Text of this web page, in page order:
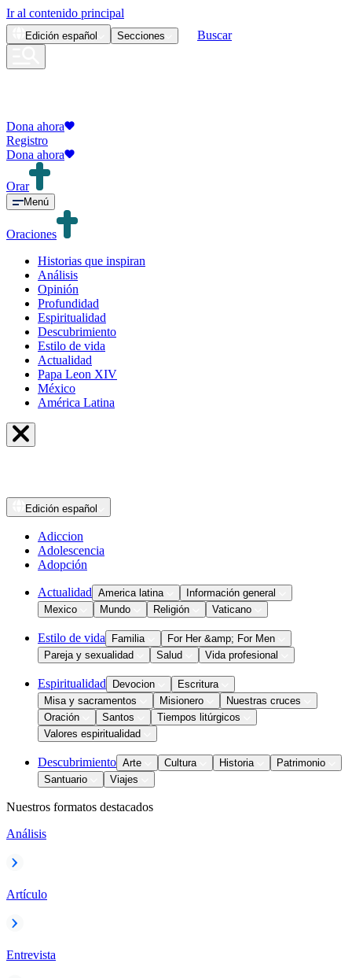
Ir al contenido principal
Edición español Secciones Buscar
Dona ahora
Registro
Dona ahora
Orar
Menú
Oraciones
Historias que inspiran
Análisis
Opinión
Profundidad
Espiritualidad
Descubrimiento
Estilo de vida
Actualidad
Papa Leon XIV
México
América Latina
Edición español
Adiccion
Adolescencia
Adopción
Actualidad America latina
Información general
Mexico
Mundo Religión Vaticano
Estilo de vida Familia
For Her &amp; For Men
Pareja y sexualidad
Salud Vida profesional
Espiritualidad Devocion
Escritura
Misa y sacramentos
Misionero
Nuestras cruces
Oración
Santos
Tiempos litúrgicos
Valores espiritualidad
Descubrimiento Arte Cultura Historia
Patrimonio
Santuario
Viajes
Nuestros formatos destacados
Análisis
Artículo
Entrevista